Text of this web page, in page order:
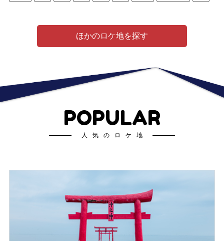
ほかのロケ地を探す
POPULAR
人気のロケ地